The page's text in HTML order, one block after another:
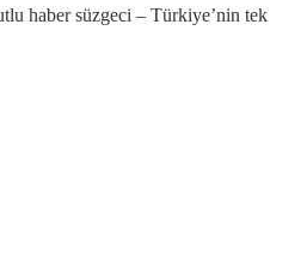
haber süzgeci – Türkiye’nin tek